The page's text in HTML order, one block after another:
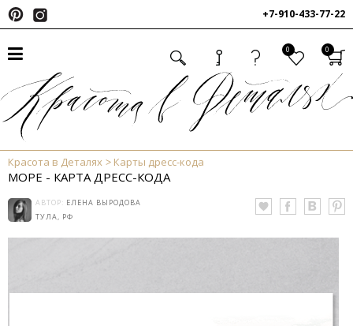
+7-910-433-77-22
0 0
Красота в Деталях Карты дресс-кода
МОРЕ - КАРТА ДРЕСС-КОДА
АВТОР: ЕЛЕНА ВЫРОДОВА
ТУЛА, РФ